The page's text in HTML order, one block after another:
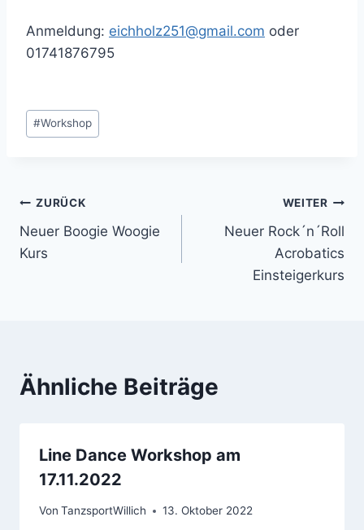
Anmeldung: eichholz251@gmail.com oder
01741876795
Schlagworte:
#Workshop
Beitragsnavigation
ZURÜCK
Neuer Boogie Woogie
Kurs
WEITER
Neuer Rock´n´Roll
Acrobatics
Einsteigerkurs
Ähnliche Beiträge
Line Dance Workshop am
17.11.2022
Von TanzsportWillich 13. Oktober 2022